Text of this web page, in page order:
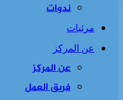
ندوات
مرئيات
عن المركز
عن المركز
فريق العمل